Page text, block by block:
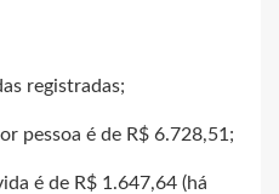
registradas;
pessoa é de R$ 6.728,51;
é de R$ 1.647,64 (há